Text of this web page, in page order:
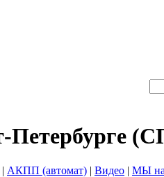
Петербурге
| АКПП (автомат) | Видео | МЫ на